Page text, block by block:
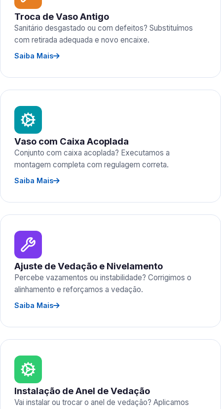
Troca de Vaso Antigo
Sanitário desgastado ou com defeitos? Substituímos
com retirada adequada e novo encaixe.
Saiba Mais
Vaso com Caixa Acoplada
Conjunto com caixa acoplada? Executamos a
montagem completa com regulagem correta.
Saiba Mais
Ajuste de Vedação e Nivelamento
Percebe vazamentos ou instabilidade? Corrigimos o
alinhamento e reforçamos a vedação.
Saiba Mais
Instalação de Anel de Vedação
Vai instalar ou trocar o anel de vedação? Aplicamos